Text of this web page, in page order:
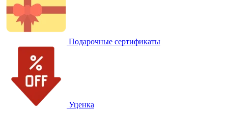
Подарочные сертификаты
Уценка